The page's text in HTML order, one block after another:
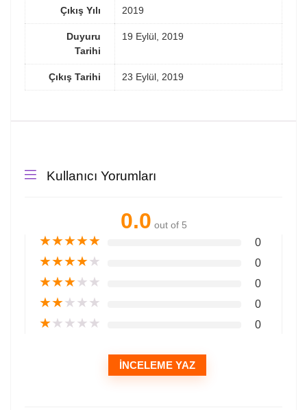
Çıkış Yılı 2019
Duyuru
Tarihi
19 Eylül, 2019
Çıkış Tarihi 23 Eylül, 2019
Kullanıcı Yorumları
0.0 out of 5
★★★★★ 0
★★★★★ 0
★★★★★ 0
★★★★★ 0
★★★★★ 0
İNCELEME YAZ